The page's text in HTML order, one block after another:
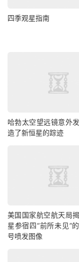
四季观星指南
哈勃太空望远镜意外
造了新恒星的踪迹
美国国家航空航天局
星参宿四“前所未见”
号喷发图像